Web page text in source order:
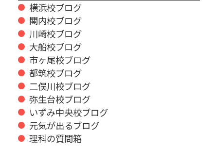
横浜校ブログ
関内校ブログ
川崎校ブログ
大船校ブログ
市ヶ尾校ブログ
都筑校ブログ
二俣川校ブログ
弥生台校ブログ
いずみ中央校ブログ
元気が出るブログ
理科の質問箱